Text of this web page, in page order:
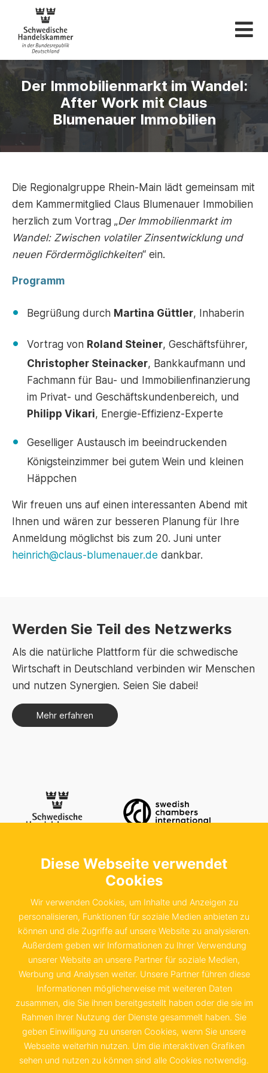
Schwedische
Der Immobilienmarkt im Wandel:
After Work mit Claus
Blumenauer Immobilien
Die Regionalgruppe Rhein-Main lädt gemeinsam mit
dem Kammermitglied Claus Blumenauer Immobilien
herzlich zum Vortrag „Der Immobilienmarkt im
Wandel: Zwischen volatiler Zinsentwicklung und
neuen Fördermöglichkeiten“ ein.
Programm
Begrüßung durch Martina Güttler, Inhaberin
Vortrag von Roland Steiner, Geschäftsführer,
Christopher Steinacker, Bankkaufmann und
Fachmann für Bau- und Immobilienfinanzierung
im Privat- und Geschäftskundenbereich, und
Philipp Vikari, Energie-Effizienz-Experte
Geselliger Austausch im beeindruckenden
Königsteinzimmer bei gutem Wein und kleinen
Häppchen
Wir freuen uns auf einen interessanten Abend mit
Ihnen und wären zur besseren Planung für Ihre
Anmeldung möglichst bis zum 20. Juni unter
heinrich@claus-blumenauer.de dankbar.
Werden Sie Teil des Netzwerks
Als die natürliche Plattform für die schwedische
Wirtschaft in Deutschland verbinden wir Menschen
und nutzen Synergien. Seien Sie dabei!
Mehr erfahren
Kontaktieren Sie uns
Schwedische Handelskammer in der
Sachsenstraße 6
20097 Hamburg
+49 40 655 874 0
info@schwedenkammer.de
Kontakt Impressum
Diese Webseite verwendet
Cookies
Wir verwenden Cookies, um Inhalte und Anzeigen zu
personalisieren, Funktionen für soziale Medien anbieten zu
können und die Zugriffe auf unsere Website zu analysieren.
Außerdem geben wir Informationen zu Ihrer Verwendung
unserer Website an unsere Partner für soziale Medien,
Werbung und Analysen weiter. Unsere Partner führen diese
Informationen möglicherweise mit weiteren Daten
zusammen, die Sie ihnen bereitgestellt haben oder die sie im
Rahmen Ihrer Nutzung der Dienste gesammelt haben. Sie
geben Einwilligung zu unseren Cookies, wenn Sie unsere
Webseite weiterhin nutzen. Um die interaktiven Grafiken
sehen und nutzen zu können sind alle Cookies notwendig.